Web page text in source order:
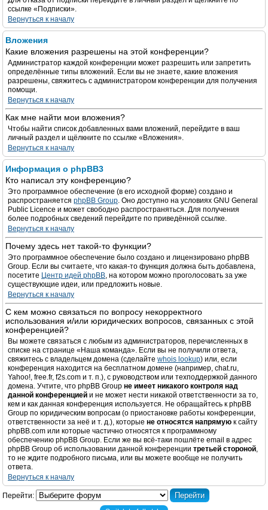
ссылке «Подписки».
Вернуться к началу
Вложения
Какие вложения разрешены на этой конференции?
Администратор каждой конференции может разрешить или запретить
определённые типы вложений. Если вы не знаете, какие вложения
разрешены, свяжитесь с администратором конференции для получения
помощи.
Вернуться к началу
Как мне найти мои вложения?
Чтобы найти список добавленных вами вложений, перейдите в ваш
личный раздел и щёлкните по ссылке «Вложения».
Вернуться к началу
Информация о phpBB3
Кто написал эту конференцию?
Это программное обеспечение (в его исходной форме) создано и
распространяется phpBB Group. Оно доступно на условиях GNU General
Public Licence и может свободно распространяться. Для получения
более подробных сведений перейдите по приведённой ссылке.
Вернуться к началу
Почему здесь нет такой-то функции?
Это программное обеспечение было создано и лицензировано phpBB
Group. Если вы считаете, что какая-то функция должна быть добавлена,
посетите Центр идей phpBB, на котором можно проголосовать за уже
существующие идеи, или предложить новые.
Вернуться к началу
С кем можно связаться по вопросу некорректного
использования и/или юридических вопросов, связанных с этой
конференцией?
Вы можете связаться с любым из администраторов, перечисленных в
списке на странице «Наша команда». Если вы не получили ответа,
свяжитесь с владельцем домена (сделайте whois lookup) или, если
конференция находится на бесплатном домене (например, chat.ru,
Yahoo!, free.fr, f2s.com и т. п.), с руководством или техподдержкой данного
домена. Учтите, что phpBB Group не имеет никакого контроля над
данной конференцией и не может нести никакой ответственности за то,
кем и как данная конференция используется. Не обращайтесь к phpBB
Group по юридическим вопросам (о приостановке работы конференции,
ответственности за неё и т. д.), которые не относятся напрямую к сайту
phpBB.com или которые частично относятся к программному
обеспечению phpBB Group. Если же вы всё-таки пошлёте email в адрес
phpBB Group об использовании данной конференции третьей стороной,
то не ждите подробного письма, или вы можете вообще не получить
ответа.
Вернуться к началу
Перейти: